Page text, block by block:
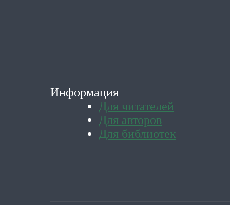
Информация
Для читателей
Для авторов
Для библиотек